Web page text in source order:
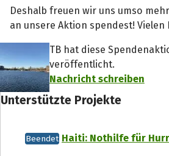
Deshalb freuen wir uns umso
an unsere Aktion spendest! Vielen
TB hat diese
veröffentlicht.
Nachricht schreiben
Unterstützte Projekte
Beendet Haiti: Nothilfe für